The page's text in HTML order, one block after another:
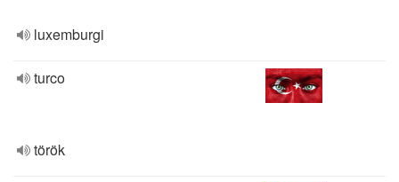
luxemburgi
turco
török